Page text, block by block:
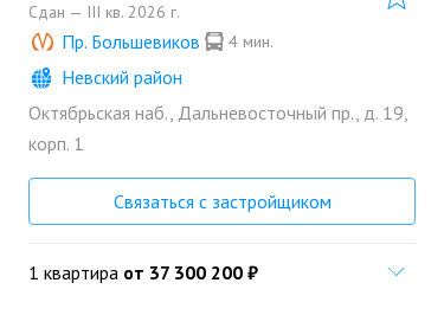
«Setl Group»
Застройщик
Сдан — III кв. 2026 г.
Пр. Большевиков 4 мин.
Невский район
Октябрьская наб., Дальневосточный пр., д. 19,
корп. 1
Связаться с застройщиком
1 квартира от 37 300 200 ₽